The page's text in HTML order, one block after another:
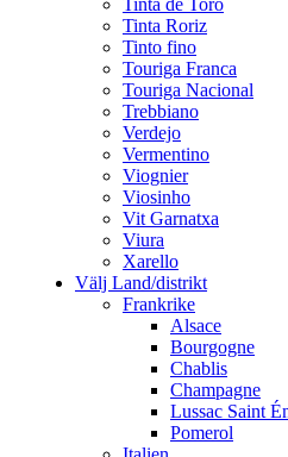
Tinta de Toro
Tinta Roriz
Tinto fino
Touriga Franca
Touriga Nacional
Trebbiano
Verdejo
Vermentino
Viognier
Viosinho
Vit Garnatxa
Viura
Xarello
Välj Land/distrikt
Frankrike
Alsace
Bourgogne
Chablis
Champagne
Lussac Saint
Pomerol